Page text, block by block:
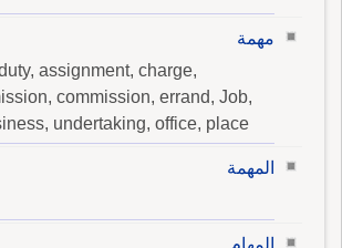
مهمة
assignment, charge,
commission, errand, Job,
undertaking, office, place
المهمة